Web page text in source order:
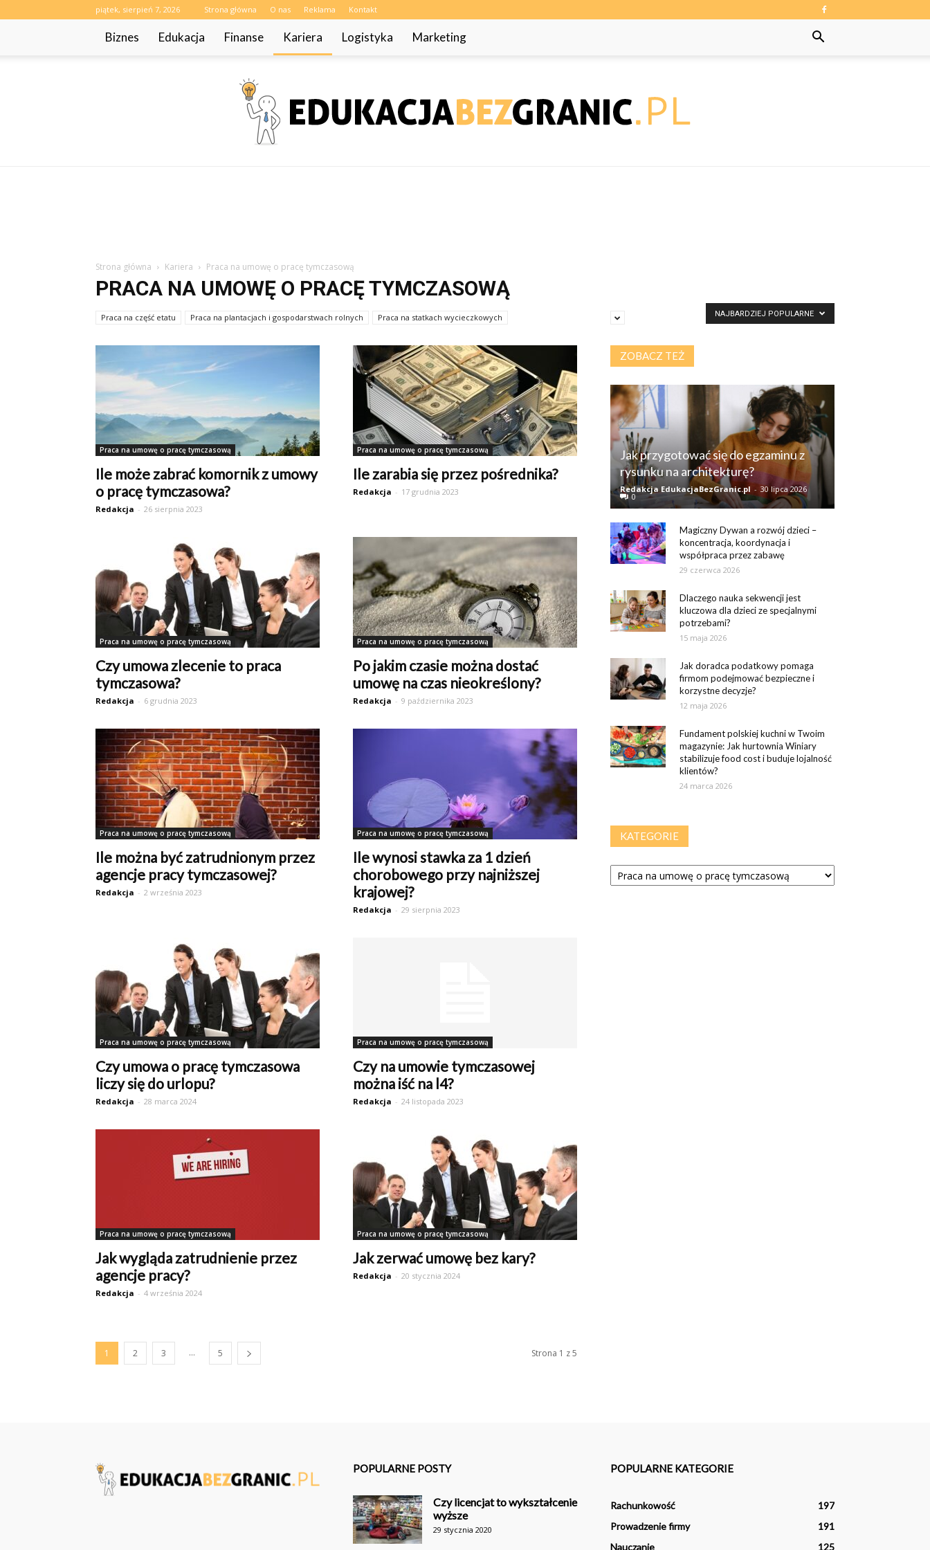
piątek, sierpień 7, 2026 Strona główna O nas Reklama Kontakt
Biznes Edukacja Finanse Kariera Logistyka Marketing
Strona główna Kariera Praca na umowę o pracę tymczasową
PRACA NA UMOWĘ O PRACĘ TYMCZASOWĄ
Praca na część etatu Praca na plantacjach i gospodarstwach rolnych
Praca na statkach wycieczkowych
NAJBARDZIEJ POPULARNE
Praca na umowę o pracę tymczasową
Ile może zabrać komornik z umowy
o pracę tymczasowa?
Redakcja - 26 sierpnia 2023
Praca na umowę o pracę tymczasową
Ile zarabia się przez pośrednika?
Redakcja - 17 grudnia 2023
Praca na umowę o pracę tymczasową
Czy umowa zlecenie to praca
tymczasowa?
Redakcja - 6 grudnia 2023
Praca na umowę o pracę tymczasową
Po jakim czasie można dostać
umowę na czas nieokreślony?
Redakcja - 9 października 2023
Praca na umowę o pracę tymczasową
Ile można być zatrudnionym przez
agencje pracy tymczasowej?
Redakcja - 2 września 2023
Praca na umowę o pracę tymczasową
Ile wynosi stawka za 1 dzień
chorobowego przy najniższej
krajowej?
Redakcja - 29 sierpnia 2023
Praca na umowę o pracę tymczasową
Czy umowa o pracę tymczasowa
liczy się do urlopu?
Redakcja - 28 marca 2024
Praca na umowę o pracę tymczasową
Czy na umowie tymczasowej
można iść na l4?
Redakcja - 24 listopada 2023
Praca na umowę o pracę tymczasową
Jak wygląda zatrudnienie przez
agencje pracy?
Redakcja - 4 września 2024
Praca na umowę o pracę tymczasową
Jak zerwać umowę bez kary?
Redakcja - 20 stycznia 2024
1 2 3 ... 5 Strona 1 z 5
ZOBACZ TEŻ
Jak przygotować się do egzaminu z
rysunku na architekturę?
Redakcja EdukacjaBezGranic.pl - 30 lipca 2026
0
Magiczny Dywan a rozwój dzieci –
koncentracja, koordynacja i
współpraca przez zabawę
29 czerwca 2026
Dlaczego nauka sekwencji jest
kluczowa dla dzieci ze specjalnymi
potrzebami?
15 maja 2026
Jak doradca podatkowy pomaga
firmom podejmować bezpieczne i
korzystne decyzje?
12 maja 2026
Fundament polskiej kuchni w Twoim
magazynie: Jak hurtownia Winiary
stabilizuje food cost i buduje lojalność
klientów?
24 marca 2026
KATEGORIE
Kategorie
POPULARNE POSTY
Czy licencjat to wykształcenie
wyższe
29 stycznia 2020
POPULARNE KATEGORIE
Rachunkowość
197
Prowadzenie firmy
191
Nauczanie
125